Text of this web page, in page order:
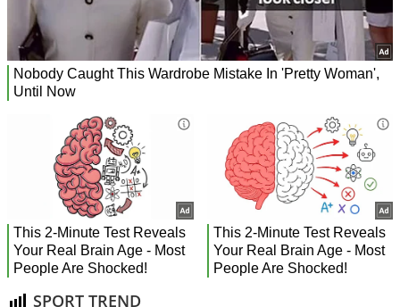
SPORT TREND